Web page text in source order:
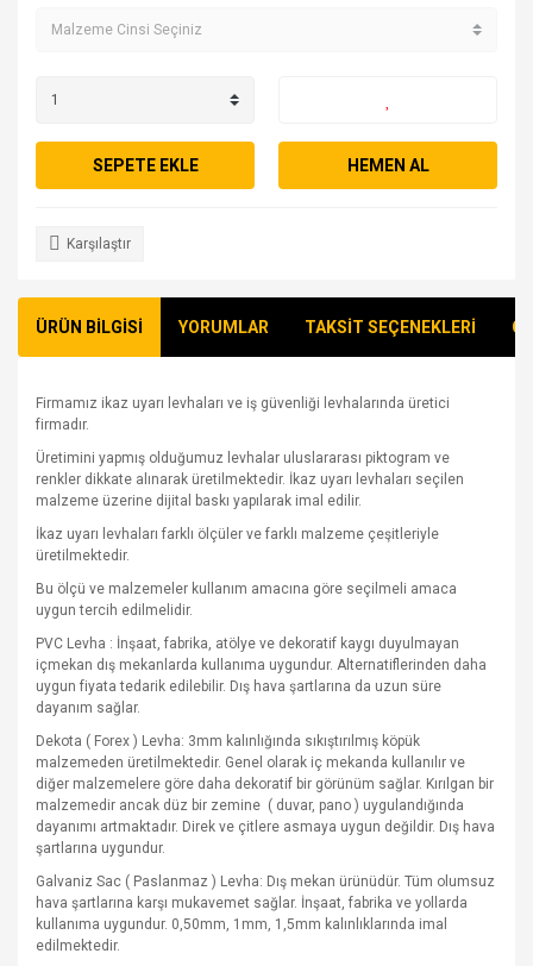
SEPETE EKLE HEMEN AL
Karşılaştır
ÜRÜN BİLGİSİ YORUMLAR TAKSİT SEÇENEKLERİ
Firmamız ikaz uyarı levhaları ve iş güvenliği levhalarında üretici
firmadır.
Üretimini yapmış olduğumuz levhalar uluslararası piktogram ve
renkler dikkate alınarak üretilmektedir. İkaz uyarı levhaları seçilen
malzeme üzerine dijital baskı yapılarak imal edilir.
İkaz uyarı levhaları farklı ölçüler ve farklı malzeme çeşitleriyle
üretilmektedir.
Bu ölçü ve malzemeler kullanım amacına göre seçilmeli amaca
uygun tercih edilmelidir.
PVC Levha : İnşaat, fabrika, atölye ve dekoratif kaygı duyulmayan
içmekan dış mekanlarda kullanıma uygundur. Alternatiflerinden daha
uygun fiyata tedarik edilebilir. Dış hava şartlarına da uzun süre
dayanım sağlar.
Dekota ( Forex ) Levha: 3mm kalınlığında sıkıştırılmış köpük
malzemeden üretilmektedir. Genel olarak iç mekanda kullanılır ve
diğer malzemelere göre daha dekoratif bir görünüm sağlar. Kırılgan bir
malzemedir ancak düz bir zemine ( duvar, pano ) uygulandığında
dayanımı artmaktadır. Direk ve çitlere asmaya uygun değildir. Dış hava
şartlarına uygundur.
Galvaniz Sac ( Paslanmaz ) Levha: Dış mekan ürünüdür. Tüm olumsuz
hava şartlarına karşı mukavemet sağlar. İnşaat, fabrika ve yollarda
kullanıma uygundur. 0,50mm, 1mm, 1,5mm kalınlıklarında imal
edilmektedir.